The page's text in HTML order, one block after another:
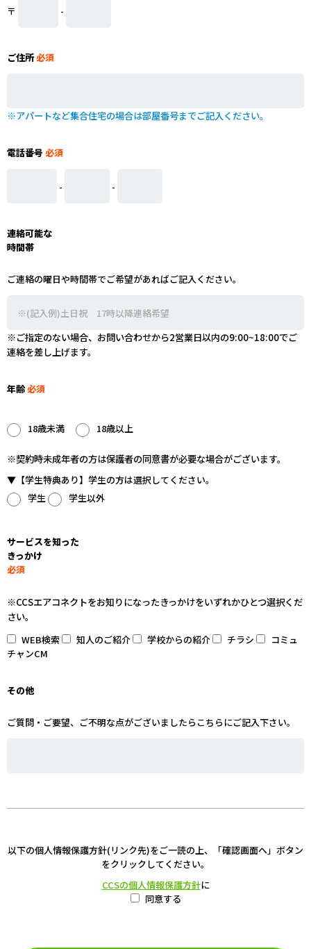
〒 -
ご住所必須
※アパートなど集合住宅の場合は部屋番号までご記入ください。
電話番号 必須
- -
連絡可能な
時間帯
ご連絡の曜日や時間帯でご希望があればご記入ください。
※ご指定のない場合、お問い合わせから2営業日以内の9:00~18:00でご
連絡を差し上げます。
年齢必須
18歳未満 18歳以上
※契約時未成年者の方は保護者の同意書が必要な場合がございます。
▼【学生特典あり】学生の方は選択してください。
学生
学生以外
サービスを知った
きっかけ
必須
※CCSエアコネクトをお知りになったきっかけをいずれかひとつ選択くだ
さい。
WEB検索
知人のご紹介 学校からの紹介 チラシ
コミュ
チャンCM
その他
ご質問・ご要望、ご不明な点がございましたらこちらにご記入下さい。
以下の個人情報保護方針(リンク先)をご一読の上、「確認画面へ」ボタン
をクリックしてください。
CCSの個人情報保護方針に
同意する